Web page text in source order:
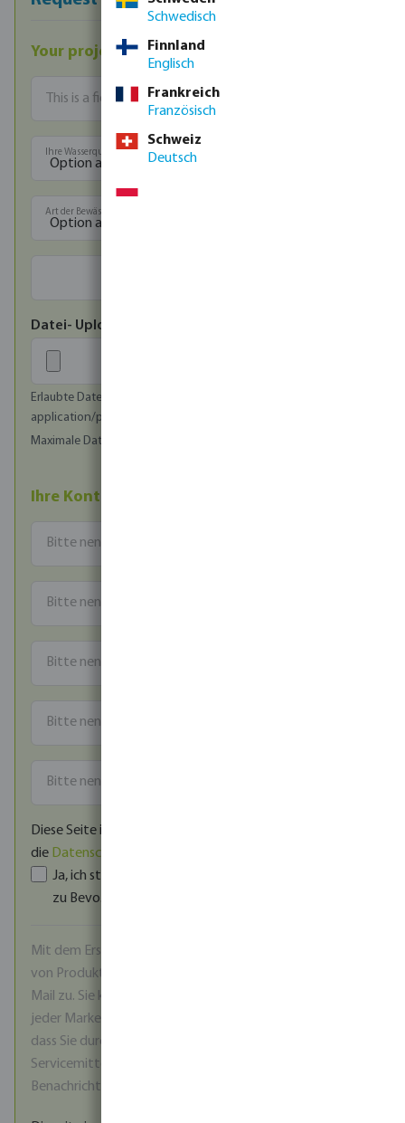
Your projects
Ihre Wasserquelle
Art der Bewässerung
Datei- Upload
Erlaubte Dateien: image/jpeg, image/png, image/bmp,
application/pdf
Maximale Dateigröße (in MB): 20
Ihre Kontaktdaten
Diese Seite ist durch reCAPTCHA geschützt und es gelten
die Datenschutzrichtlinie
Ja, ich stimme den
zu Bevo.
Mit dem Erstellen eines Kontos stimmen Sie dem Erhalt
von Produktinformationen und Werbeangeboten per E-
Mail zu. Sie können sich jederzeit über den Abmeldelink in
jeder Marketing-E-Mail abmelden. Bitte beachten Sie,
dass Sie durch die Abmeldung auch keine wichtigen
Servicemitteilungen mehr erhalten, wie z. B.
Benachrichtigungen über Preisänderungen.
Schwedisch
Finnland
Englisch
Frankreich
Französisch
Schweiz
Deutsch